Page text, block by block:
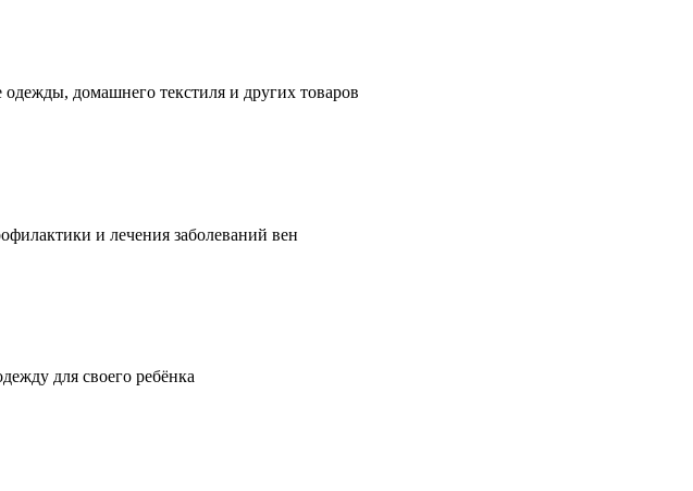
домашнего текстиля и других товаров
и лечения заболеваний вен
для своего ребёнка